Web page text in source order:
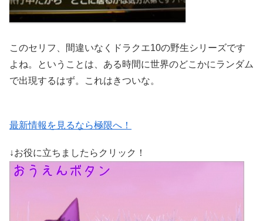
このセリフ、間違いなくドラクエ10の野生シリーズです
よね。ということは、ある時間に世界のどこかにランダム
で出現するはず。これはきついな。
最新情報を見るなら極限へ！
↓お役に立ちましたらクリック！